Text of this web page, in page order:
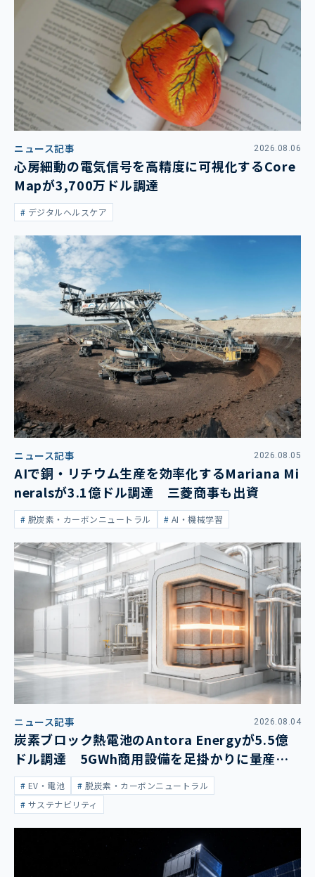
ニュース記事 2026.08.06
心房細動の電気信号を高精度に可視化するCore
Mapが3,700万ドル調達
デジタルヘルスケア
ニュース記事 2026.08.05
AIで銅・リチウム生産を効率化するMariana Mi
neralsが3.1億ドル調達 三菱商事も出資
脱炭素・カーボンニュートラル AI・機械学習
ニュース記事 2026.08.04
炭素ブロック熱電池のAntora Energyが5.5億
ドル調達 5GWh商用設備を足掛かりに量産拡
大EV・電池
脱炭素・カーボンニュートラル
サステナビリティ